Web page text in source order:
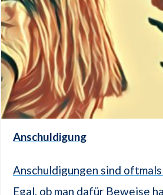
Anschuldigung
Anschuldigungen sind
Egal, ob man dafür Beweise